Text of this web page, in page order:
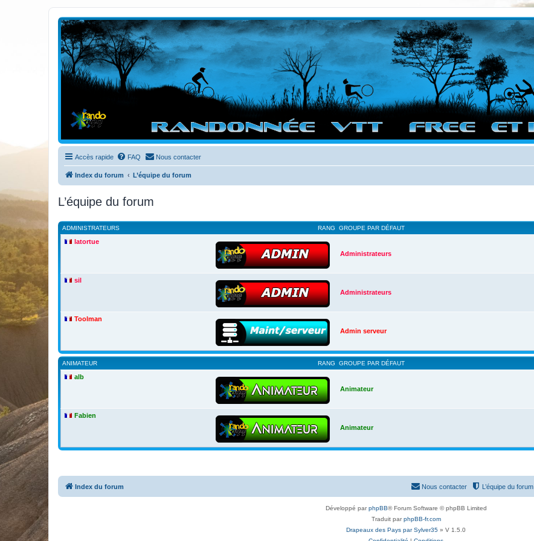
Randovttfree.fr
Bienvenue sur le site des randos vtt et pédestre de Bretagne . Bonne navigation sur le site et bonnes randos dans l'Ouest !
Accès rapide FAQ Nous contacter
Index du forum L’équipe du forum
L’équipe du forum
RANG
ADMINISTRATEURS GROUPE PAR DÉFAUT
latortue
Administrateurs
sil
Administrateurs
Toolman
Admin serveur
RANG
ANIMATEUR GROUPE PAR DÉFAUT
alb
Animateur
Fabien
Animateur
Index du forum L’équipe du forum
Nous contacter
Développé parphpBB® Forum Software © phpBB Limited
Traduit parphpBB-fr.com
Drapeaux des Pays par Sylver35 » V 1.5.0